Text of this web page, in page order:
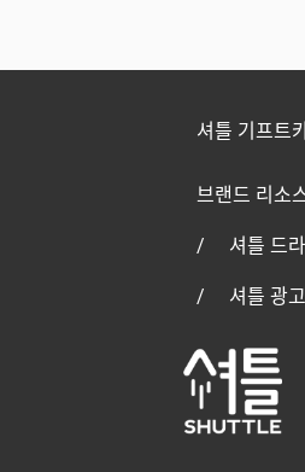
셔틀 기프트
브랜드 리소
셔틀 드
셔틀 광